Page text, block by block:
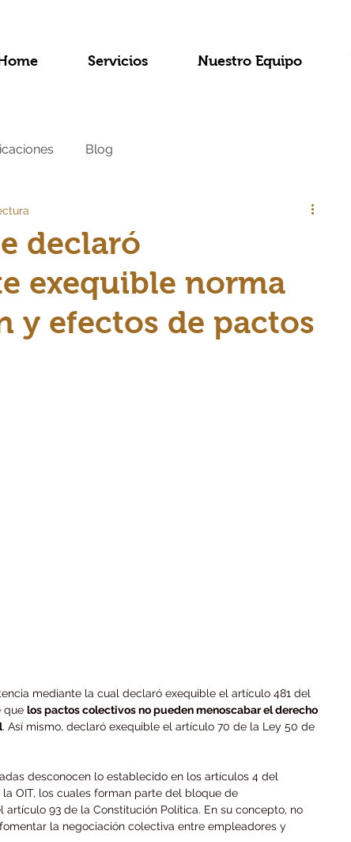
Servicios Nuestro Equipo
Blog
declaró
exequible norma
y efectos de pactos
mediante la cual declaró exequible el artículo 481 del
que los pactos colectivos no pueden menoscabar el derecho
. Así mismo, declaró exequible el artículo 70 de la Ley 50 de
desconocen lo establecido en los artículos 4 del
OIT, los cuales forman parte del bloque de
93 de la Constitución Política. En su concepto, no
la negociación colectiva entre empleadores y